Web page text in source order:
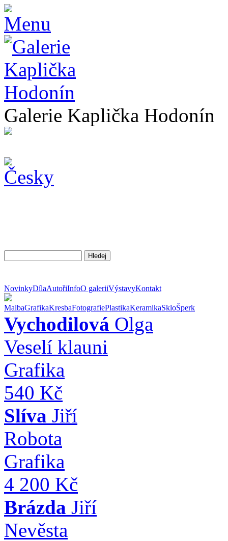
Galerie Kaplička Hodonín
NovinkyDílaAutořiInfoO galeriiVýstavyKontakt
MalbaGrafikaKresbaFotografiePlastikaKeramikaSkloŠperk
Vychodilová Olga
Veselí klauni
Grafika
540 Kč
Slíva Jiří
Robota
Grafika
4 200 Kč
Brázda Jiří
Nevěsta